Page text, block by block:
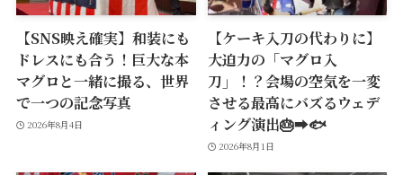
【SNS映え確実】和装にも
ドレスにも合う！巨大な本
マグロと一緒に撮る、世界
で一つの記念写真
2026年8月4日
【ケーキ入刀の代わりに】
大迫力の「マグロ入
刀」！？会場の空気を一変
させる最高にバズるウェデ
ィング演出🎂➡️🐟
2026年8月1日